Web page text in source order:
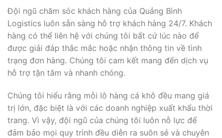
Đội ngũ chăm sóc khách hàng của Quảng Bình
Logistics luôn sẵn sàng hỗ trợ khách hàng 24/7. Khách
hàng có thể liên hệ với chúng tôi bất cứ lúc nào để
được giải đáp thắc mắc hoặc nhận thông tin về tình
trạng đơn hàng. Chúng tôi cam kết mang đến dịch vụ
hỗ trợ tận tâm và nhanh chóng.
Chúng tôi hiểu rằng mỗi lô hàng cá khô đều mang giá
trị lớn, đặc biệt là với các doanh nghiệp xuất khẩu thời
trang. Vì vậy, đội ngũ của chúng tôi luôn nỗ lực để
đảm bảo mọi quy trình đều diễn ra suôn sẻ và chuyên